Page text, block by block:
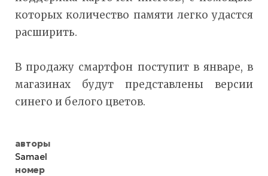
которых количество памяти легко удастся
расширить.
В продажу смартфон поступит в январе, в
магазинах будут представлены версии
синего и белого цветов.
авторы
Samael
номер